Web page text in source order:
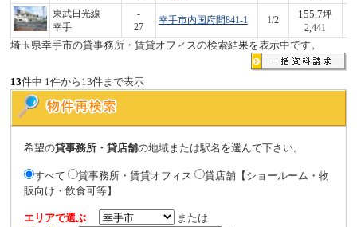
東武日光線
幸手
-
27
幸手市内国府間841-1 1/2
155.7坪
2,441
埼玉県幸手市の貸事務所・賃貸オフィスの検索結果を表示中です。
13件中 1件から13件まで表示
希望の貸事務所・貸店舗の地域または駅名を選んで下さい。
すべて 貸事務所・賃貸オフィス
貸店舗【ショールーム・物
販向け・飲食可等】
エリアで選ぶ
または